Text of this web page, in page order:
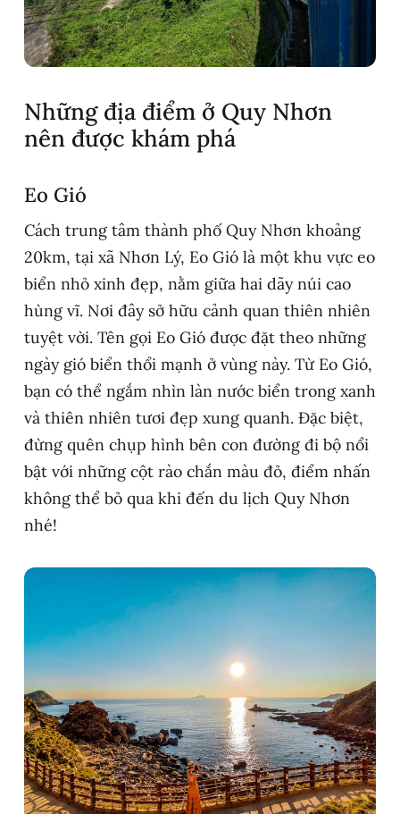
Những địa điểm ở Quy Nhơn
nên được khám phá
Eo Gió
Cách trung tâm thành phố Quy Nhơn khoảng
20km, tại xã Nhơn Lý, Eo Gió là một khu vực eo
biển nhỏ xinh đẹp, nằm giữa hai dãy núi cao
hùng vĩ. Nơi đây sở hữu cảnh quan thiên nhiên
tuyệt vời. Tên gọi Eo Gió được đặt theo những
ngày gió biển thổi mạnh ở vùng này. Từ Eo Gió,
bạn có thể ngắm nhìn làn nước biển trong xanh
và thiên nhiên tươi đẹp xung quanh. Đặc biệt,
đừng quên chụp hình bên con đường đi bộ nổi
bật với những cột rào chắn màu đỏ, điểm nhấn
không thể bỏ qua khi đến du lịch Quy Nhơn
nhé!